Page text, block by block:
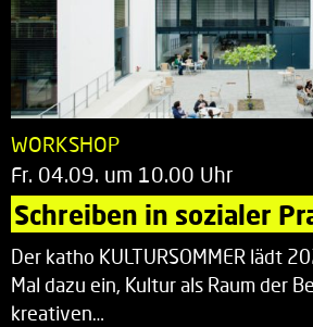
WORKSHOP
Fr. 04.09. um 10.00 Uhr
Schreiben in sozialer
Der katho KULTURSOMMER lädt
Mal dazu ein, Kultur als Raum der
kreativen…